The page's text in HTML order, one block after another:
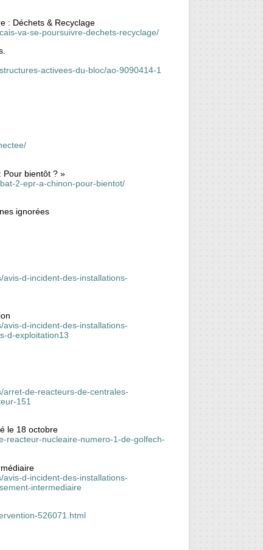
: Déchets & Recyclage
va-se-poursuivre-dechets-recyclage/
activees-du-bloc/ao-9090414-1
Pour bientôt ? »
2-epr-a-chinon-pour-bientot/
ignorées
d-incident-des-installations-
d-incident-des-installations-
d-exploitation13
arret-de-reacteurs-de-centrales-
151
le 18 octobre
reacteur-nucleaire-numero-1-de-golfech-
d-incident-des-installations-
intermediaire
526071.html